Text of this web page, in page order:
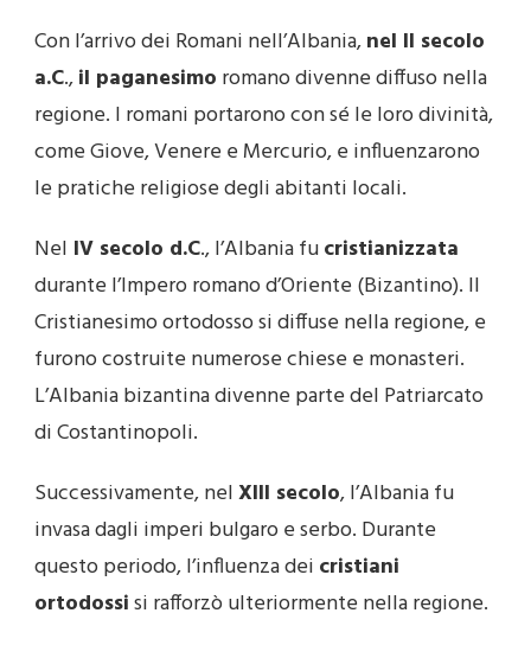
Con l’arrivo dei Romani nell’Albania,nel II secolo
a.C.,il paganesimo romano divenne diffuso nella
regione. I romani portarono con sé le loro divinità,
come Giove, Venere e Mercurio, e influenzarono
le pratiche religiose degli abitanti locali.
Nel IV secolo d.C., l’Albania fucristianizzata
durante l’Impero romano d’Oriente (Bizantino). Il
Cristianesimo ortodosso si diffuse nella regione, e
furono costruite numerose chiese e monasteri.
L’Albania bizantina divenne parte del Patriarcato
di Costantinopoli.
Successivamente, nelXIII secolo, l’Albania fu
invasa dagli imperi bulgaro e serbo. Durante
questo periodo, l’influenza dei cristiani
ortodossisi rafforzò ulteriormente nella regione.